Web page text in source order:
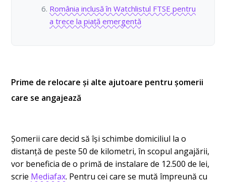
România inclusă în Watchlistul FTSE pentru
a trece la piață emergentă
Prime de relocare și alte ajutoare pentru șomerii
care se angajează
Șomerii care decid să își schimbe domiciliul la o
distanță de peste 50 de kilometri, în scopul angajării,
vor beneficia de o primă de instalare de 12.500 de lei,
scrie Mediafax. Pentru cei care se mută împreună cu